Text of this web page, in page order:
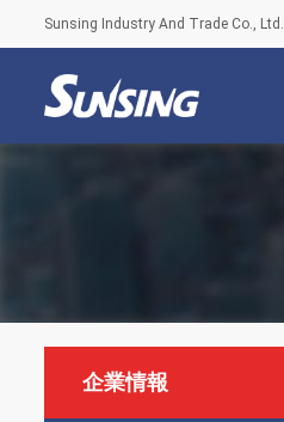
Sunsing Industry And Trade Co., Ltd.
企業情報